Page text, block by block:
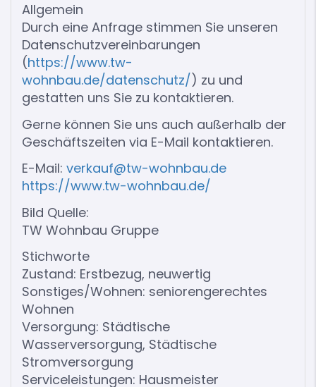
Allgemein
Durch eine Anfrage stimmen Sie unseren
Datenschutzvereinbarungen
(https://www.tw-
wohnbau.de/datenschutz/) zu und
gestatten uns Sie zu kontaktieren.
Gerne können Sie uns auch außerhalb der
Geschäftszeiten via E-Mail kontaktieren.
E-Mail: verkauf@tw-wohnbau.de
https://www.tw-wohnbau.de/
Bild Quelle:
TW Wohnbau Gruppe
Stichworte
Zustand: Erstbezug, neuwertig
Sonstiges/Wohnen: seniorengerechtes
Wohnen
Versorgung: Städtische
Wasserversorgung, Städtische
Stromversorgung
Serviceleistungen: Hausmeister